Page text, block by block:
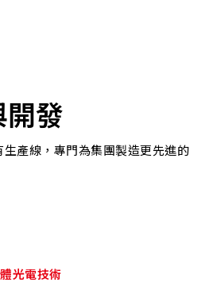
發
產線，專門為集團製造更先進的
光電技術